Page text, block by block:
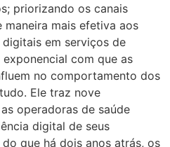
priorizando os canais
mais efetiva aos
em serviços de
com que as
no comportamento dos
Ele traz nove
operadoras de saúde
digital de seus
que há dois anos atrás, os